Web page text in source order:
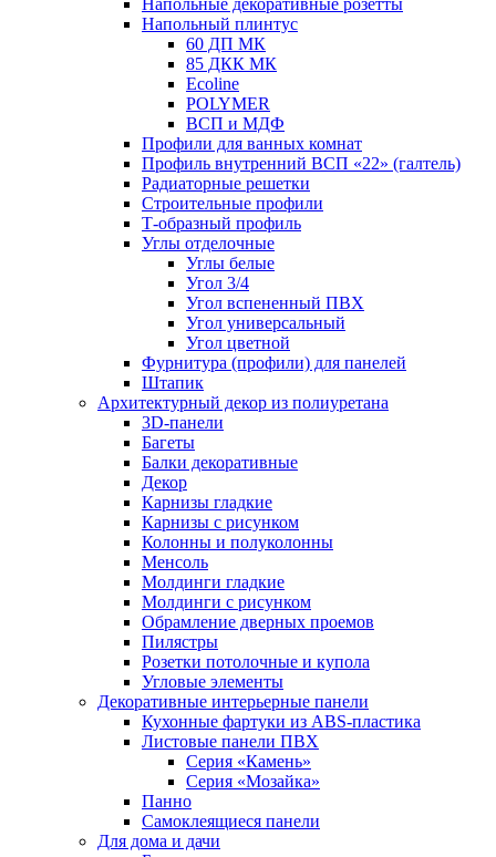
Напольный плинтус
60 ДП МК
85 ДКК МК
Ecoline
POLYMER
ВСП и МДФ
Профили для ванных комнат
Профиль внутренний ВСП «22» (галтель)
Радиаторные решетки
Строительные профили
Т-образный профиль
Углы отделочные
Углы белые
Угол 3/4
Угол вспененный ПВХ
Угол универсальный
Угол цветной
Фурнитура (профили) для панелей
Штапик
Архитектурный декор из полиуретана
3D-панели
Багеты
Балки декоративные
Декор
Карнизы гладкие
Карнизы с рисунком
Колонны и полуколонны
Менсоль
Молдинги гладкие
Молдинги с рисунком
Обрамление дверных проемов
Пилястры
Розетки потолочные и купола
Угловые элементы
Декоративные интерьерные панели
Кухонные фартуки из ABS-пластика
Листовые панели ПВХ
Серия «Камень»
Серия «Мозайка»
Панно
Самоклеящиеся панели
Для дома и дачи